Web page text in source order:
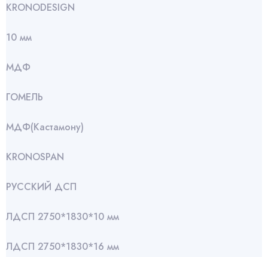
KRONODESIGN
10 мм
МДФ
ГОМЕЛЬ
МДФ(Кастамону)
KRONOSPAN
РУССКИЙ ДСП
ЛДСП 2750*1830*10 мм
ЛДСП 2750*1830*16 мм